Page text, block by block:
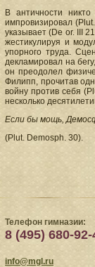
В античности
импровизировал
указывает (De or. III
жестикулируя и
упорного труда.
декламировал на
он преодолел
Филипп, прочитав
войну против себя
несколько
Если бы мощь,
(Plut. Demosph. 30).
Телефон гимназии:
8 (495) 680-92-
info@mgl.ru